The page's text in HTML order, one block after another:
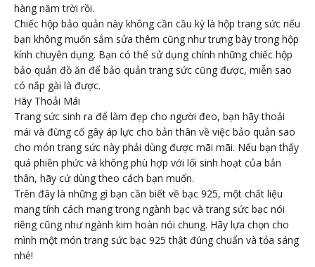
hàng năm trời rồi.
Chiếc hộp bảo quản này không cần cầu kỳ là hộp trang sức nếu
bạn không muốn sắm sửa thêm cũng như trưng bày trong hộp
kính chuyên dụng. Bạn có thể sử dụng chính những chiếc hộp
bảo quản đồ ăn để bảo quản trang sức cũng được, miễn sao
có nắp gài là được.
Hãy Thoải Mái
Trang sức sinh ra để làm đẹp cho người đeo, bạn hãy thoải
mái và đừng cố gây áp lực cho bản thân về việc bảo quản sao
cho món trang sức này phải dùng được mãi mãi. Nếu bạn thấy
quá phiền phức và không phù hợp với lối sinh hoạt của bản
thân, hãy cứ dùng theo cách bạn muốn.
Trên đây là những gì bạn cần biết về bạc 925, một chất liệu
mang tính cách mạng trong ngành bạc và trang sức bạc nói
riêng cũng như ngành kim hoàn nói chung. Hãy lựa chọn cho
mình một món trang sức bạc 925 thật đúng chuẩn và tỏa sáng
nhé!